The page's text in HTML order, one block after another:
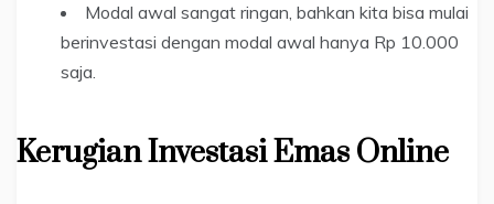
Modal awal sangat ringan, bahkan kita bisa mulai
berinvestasi dengan modal awal hanya Rp 10.000
saja.
Kerugian Investasi Emas Online